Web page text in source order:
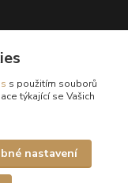
s použitím souborů
týkající se Vašich
nastavení